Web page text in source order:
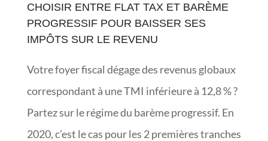
CHOISIR ENTRE FLAT TAX ET BARÈME
PROGRESSIF POUR BAISSER SES
IMPÔTS SUR LE REVENU
Votre foyer fiscal dégage des revenus globaux
correspondant à une TMI inférieure à 12,8 % ?
Partez sur le régime du barème progressif. En
2020, c’est le cas pour les 2 premières tranches